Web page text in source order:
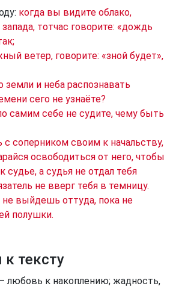
когда вы видите облако,
тотчас говорите: «дождь
ветер, говорите: «зной будет»,
и неба распознавать
сего не узнаёте?
самим себе не судите, чему быть
соперником своим к начальству,
освободиться от него, чтобы
судье, а судья не отдал тебя
не вверг тебя в темницу.
выйдешь оттуда, пока не
полушки.
тексту
любовь к накоплению; жадность,